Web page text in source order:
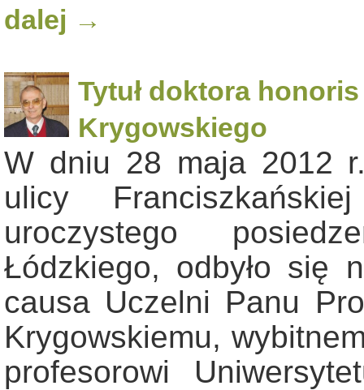
dalej →
Tytuł doktora
Krygowskiego
W dniu 28 maja 2012
ulicy
uroczystego
Łódzkiego, odbyło się
causa Uczelni Panu
Krygowskiemu,
profesorowi